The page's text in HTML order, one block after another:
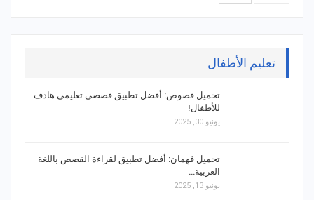
تعليم الأطفال
تحميل قصوص: أفضل تطبيق قصصي تعليمي هادف
للأطفال!
يونيو 30, 2025
تحميل فهمان: أفضل تطبيق لقراءة القصص باللغة
العربية…
يونيو 13, 2025